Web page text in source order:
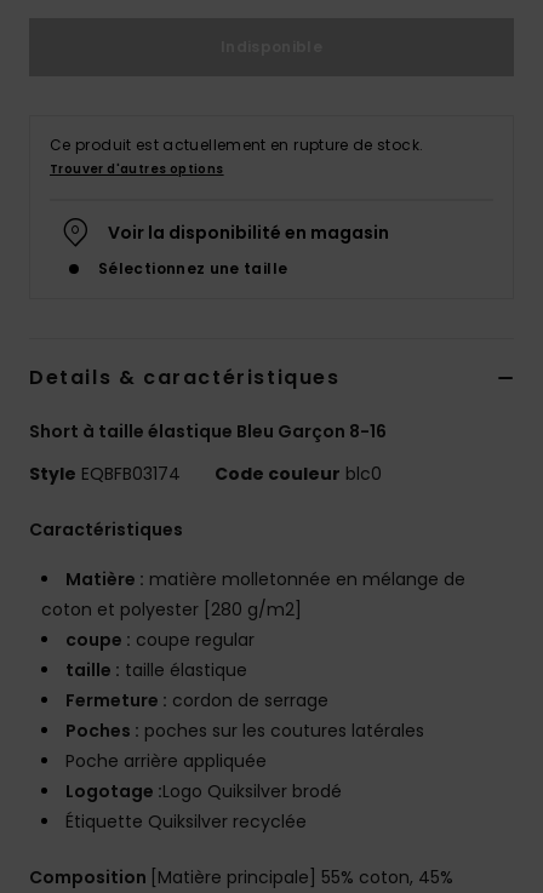
Ce produit est actuellement en rupture de stock.
Trouver d'autres options
Voir la disponibilité en magasin
Sélectionnez une taille
Details & caractéristiques
Short à taille élastique Bleu Garçon 8-16
Style EQBFB03174 Code couleur blc0
Caractéristiques
Matière : matière molletonnée en mélange de
coton et polyester [280 g/m2]
coupe : coupe regular
taille : taille élastique
Fermeture : cordon de serrage
Poches : poches sur les coutures latérales
Poche arrière appliquée
Logotage :Logo Quiksilver brodé
Étiquette Quiksilver recyclée
Composition [Matière principale] 55% coton, 45%